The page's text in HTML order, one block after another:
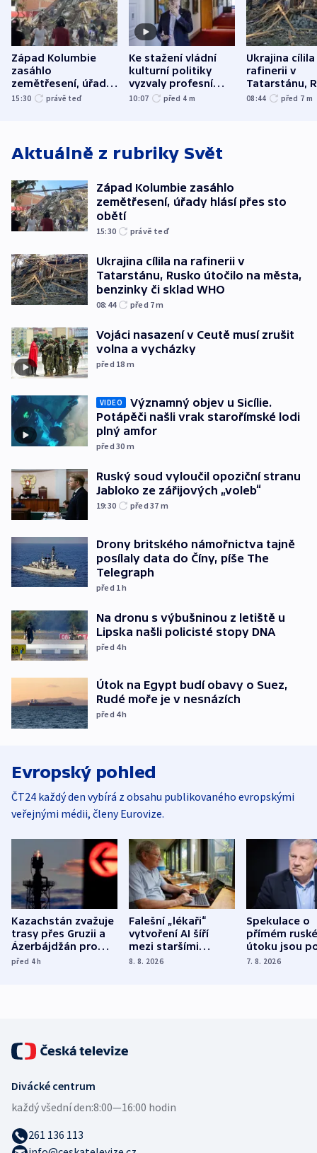
Západ Kolumbie
zasáhlo
zemětřesení, úřady
hlásí přes sto obětí
15:30 právě teď
Ke stažení vládní
kulturní politiky
vyzvaly profesní
organizace, spolky i
10:07 před 4 m
Ukrajina cílila
rafinerii v
Tatarstánu,
útočilo na
08:44 před 7 m
Aktuálně z rubriky Svět
Západ Kolumbie zasáhlo
zemětřesení, úřady hlásí přes sto
obětí
15:30 právě teď
Ukrajina cílila na rafinerii v
Tatarstánu, Rusko útočilo na města,
benzinky či sklad WHO
08:44 před 7m
Vojáci nasazení v Ceutě musí zrušit
volna a vycházky
před 18 m
VIDEO
Významný objev u Sicílie.
Potápěči našli vrak starořímské lodi
plný amfor
před 30 m
Ruský soud vyloučil opoziční stranu
Jabloko ze zářijových „voleb“
19:30 před 37 m
Drony britského námořnictva tajně
posílaly data do Číny, píše The
Telegraph
před 1h
Na dronu s výbušninou z letiště u
Lipska našli policisté stopy DNA
před 4h
Útok na Egypt budí obavy o Suez,
Rudé moře je v nesnázích
před 4h
Evropský pohled
ČT24 každý den vybírá z obsahu publikovaného evropskými
veřejnými médii, členy Eurovize.
Kazachstán zvažuje
trasy přes Gruzii a
Ázerbájdžán pro
vývoz ropy do
před 4h
Falešní „lékaři“
vytvoření AI šíří
mezi staršími
Poláky nebezpečné
8. 8. 2026
Spekulace o
přímém
útoku jsou
míní
7. 8. 2026
Divácké centrum
každý všední den:8:00—16:00 hodin
261 136 113